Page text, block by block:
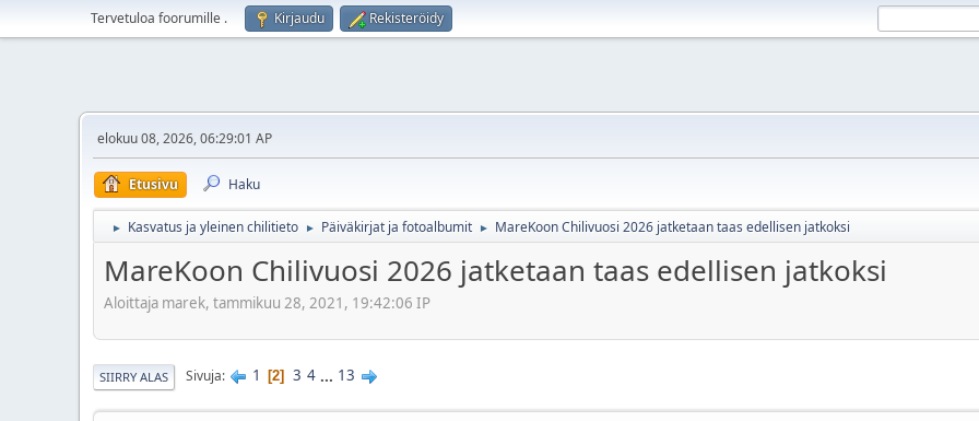
Tervetuloa foorumille . Kirjaudu Rekisteröidy
elokuu 08, 2026, 06:29:01 AP
Etusivu Haku
► Kasvatus ja yleinen chilitieto ► Päiväkirjat ja fotoalbumit ► MareKoon Chilivuosi 2026 jatketaan taas edellisen jatkoksi
MareKoon Chilivuosi 2026 jatketaan taas edellisen jatkoksi
Aloittaja marek, tammikuu 28, 2021, 19:42:06 IP
SIIRRY ALAS Sivuja 1 2 3 4 ... 13